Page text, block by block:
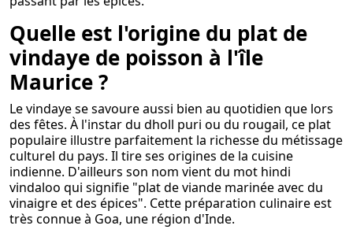
Quelle est l'origine du plat de
vindaye de poisson à l'île
Maurice ?
Le vindaye se savoure aussi bien au quotidien que lors
des fêtes. À l'instar du dholl puri ou du rougail, ce plat
populaire illustre parfaitement la richesse du métissage
culturel du pays. Il tire ses origines de la cuisine
indienne. D'ailleurs son nom vient du mot hindi
vindaloo qui signifie "plat de viande marinée avec du
vinaigre et des épices". Cette préparation culinaire est
très connue à Goa, une région d'Inde.